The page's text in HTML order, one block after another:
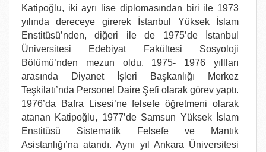
Katipoğlu, iki ayrı lise diplomasından biri ile 1973
yılında dereceye girerek İstanbul Yüksek İslam
Enstitüsü’nden, diğeri ile de 1975’de İstanbul
Üniversitesi Edebiyat Fakültesi Sosyoloji
Bölümü’nden mezun oldu. 1975- 1976 yıllları
arasında Diyanet İşleri Başkanlığı Merkez
Teşkilatı’nda Personel Daire Şefi olarak görev yaptı.
1976’da Bafra Lisesi’ne felsefe öğretmeni olarak
atanan Katipoğlu, 1977’de Samsun Yüksek İslam
Enstitüsü Sistematik Felsefe ve Mantık
Asistanlığı’na atandı. Aynı yıl Ankara Üniversitesi